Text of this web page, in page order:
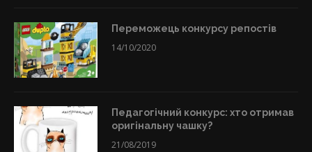
Переможець конкурсу репостів
14/10/2020
Педагогічний конкурс: хто отримав
оригінальну чашку?
21/08/2019